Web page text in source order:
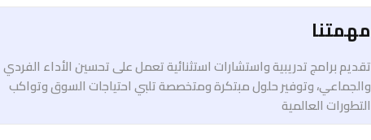
مهمتنا
تقديم برامج تدريبية واستشارات استثنائية تعمل على تحسين الأداء الفردي
والجماعي، وتوفير حلول مبتكرة ومتخصصة تلبي احتياجات السوق وتواكب
التطورات العالمية